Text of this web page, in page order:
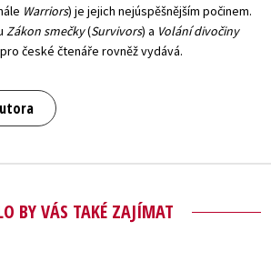
Warriors) je jejich nejúspěšnějším počinem.
Zákon smečky(Survivors) a Volání divočiny
české čtenáře rovněž vydává.
BY VÁS TAKÉ ZAJÍMAT